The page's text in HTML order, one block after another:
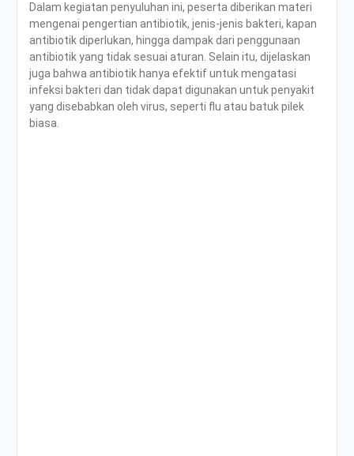
Dalam kegiatan penyuluhan ini, peserta diberikan materi
mengenai pengertian antibiotik, jenis-jenis bakteri, kapan
antibiotik diperlukan, hingga dampak dari penggunaan
antibiotik yang tidak sesuai aturan. Selain itu, dijelaskan
juga bahwa antibiotik hanya efektif untuk mengatasi
infeksi bakteri dan tidak dapat digunakan untuk penyakit
yang disebabkan oleh virus, seperti flu atau batuk pilek
biasa.